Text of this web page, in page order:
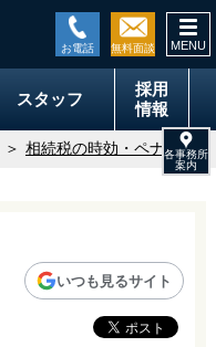
スタッフ
採用
情報
相続税の時効・ペナルティ
いつも見るサイト